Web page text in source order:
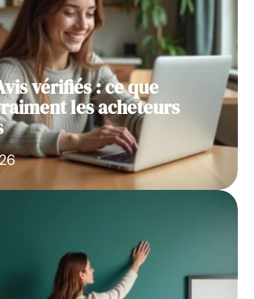
vérifiés : ce que
les acheteurs